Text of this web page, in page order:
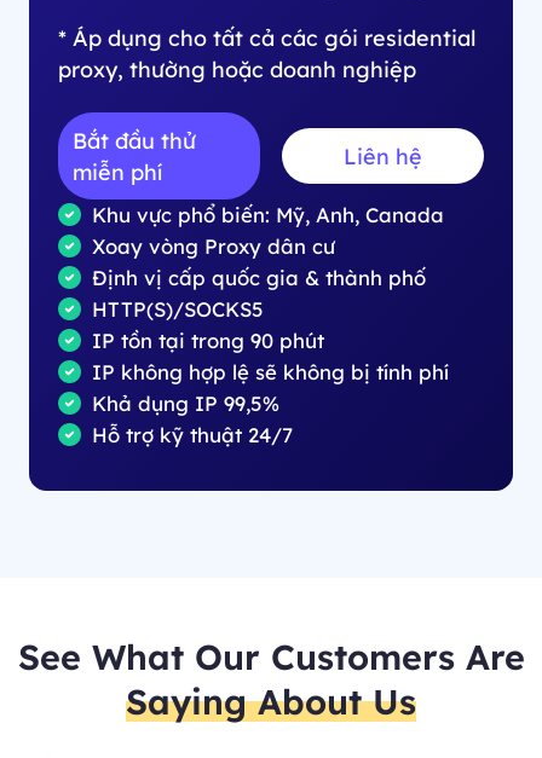
* Áp dụng cho tất cả các gói residential
proxy, thường hoặc doanh nghiệp
Bắt đầu thử
miễn phí
Liên hệ
Khu vực phổ biến: Mỹ, Anh, Canada
Xoay vòng Proxy dân cư
Định vị cấp quốc gia & thành phố
HTTP(S)/SOCKS5
IP tồn tại trong 90 phút
IP không hợp lệ sẽ không bị tính phí
Khả dụng IP 99,5%
Hỗ trợ kỹ thuật 24/7
See What Our Customers Are
Saying About Us